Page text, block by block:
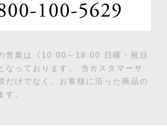
営業は《10:00～18:00 日曜・祝日
なっております。
当カスタマーサ
だけでなく、お客様に沿った商品の
す。